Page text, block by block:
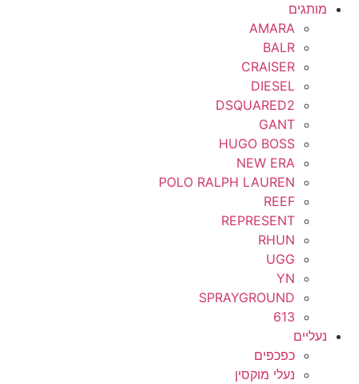
מותגים
AMARA
BALR
CRAISER
DIESEL
DSQUARED2
GANT
HUGO BOSS
NEW ERA
POLO RALPH LAUREN
REEF
REPRESENT
RHUN
UGG
YN
SPRAYGROUND
613
נעליים
כפכפים
נעלי מוקסין